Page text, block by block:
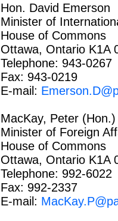
Hon. David Emerson
Minister of
House of Commons
Ottawa, Ontario K1A
Telephone: 943-0267
Fax: 943-0219
E-mail:
MacKay, Peter (Hon.)
Minister of Foreign
House of Commons
Ottawa, Ontario K1A
Telephone: 992-6022
Fax: 992-2337
E-mail: